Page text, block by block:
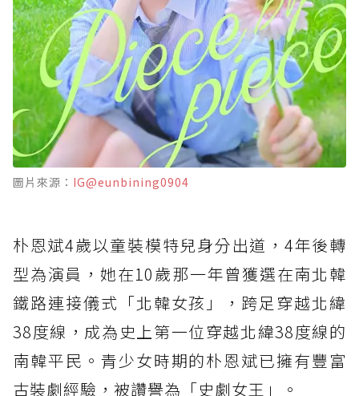
圖片來源： IG@eunbining0904
朴恩斌4歲以童裝模特兒身分出道，4年後轉
型為演員，她在10歲那一年曾獲選在南北韓
鐵路連接儀式「北韓女孩」，跨足穿越北緯
38度線，成為史上第一位穿越北緯38度線的
南韓平民。青少女時期的朴恩斌已擁有豐富
古裝劇經驗，被讚譽為「史劇女王」。